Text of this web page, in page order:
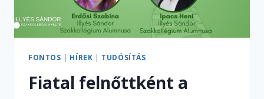
FONTOS | HÍREK | TUDÓSÍTÁS
Fiatal felnőttként a